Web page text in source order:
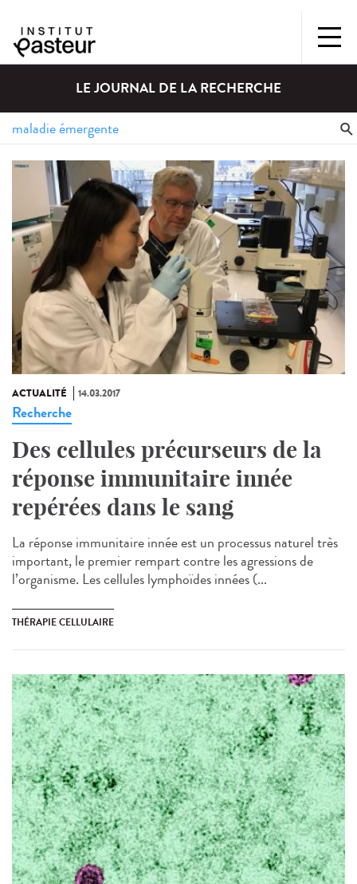
LE JOURNAL DE LA RECHERCHE
ACTUALITÉ 14.03.2017
Recherche
Des cellules précurseurs de la
réponse immunitaire innée
repérées dans le sang
La réponse immunitaire innée est un processus naturel très
important, le premier rempart contre les agressions de
l’organisme. Les cellules lymphoïdes innées (...
THÉRAPIE CELLULAIRE